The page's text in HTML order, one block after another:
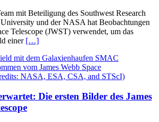
mit Beteiligung des Southwest Research
und der NASA hat Beobachtungen
Telescope (JWST) verwendet, um das
einer […]
Die ersten Bilder des James